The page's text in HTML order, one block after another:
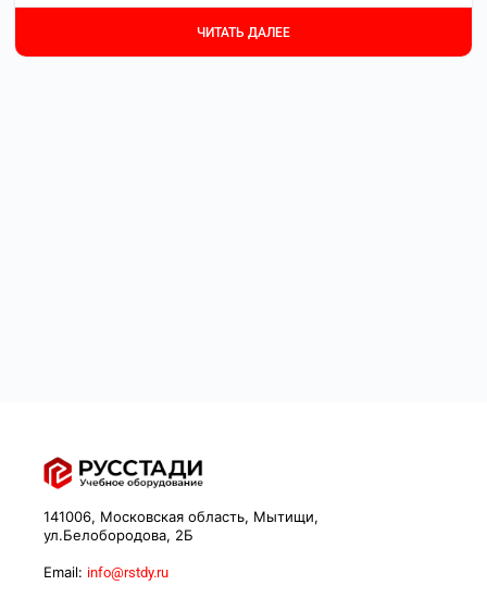
ЧИТАТЬ ДАЛЕЕ
141006, Московская область, Мытищи,
ул.Белобородова, 2Б
Email: info@rstdy.ru